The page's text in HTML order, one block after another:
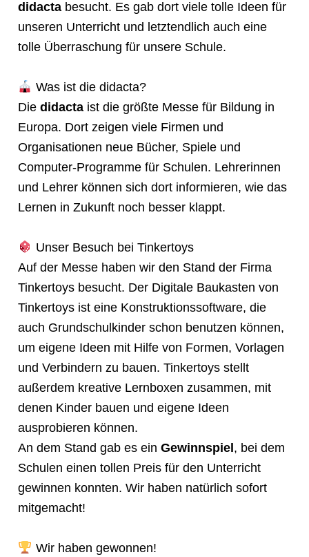
didacta besucht. Es gab dort viele tolle Ideen für
unseren Unterricht und letztendlich auch eine
tolle Überraschung für unsere Schule.
Was ist die didacta?
Die didacta ist die größte Messe für Bildung in
Europa. Dort zeigen viele Firmen und
Organisationen neue Bücher, Spiele und
Computer-Programme für Schulen. Lehrerinnen
und Lehrer können sich dort informieren, wie das
Lernen in Zukunft noch besser klappt.
Unser Besuch bei Tinkertoys
Auf der Messe haben wir den Stand der Firma
Tinkertoys besucht. Der Digitale Baukasten von
Tinkertoys ist eine Konstruktionssoftware, die
auch Grundschulkinder schon benutzen können,
um eigene Ideen mit Hilfe von Formen, Vorlagen
und Verbindern zu bauen. Tinkertoys stellt
außerdem kreative Lernboxen zusammen, mit
denen Kinder bauen und eigene Ideen
ausprobieren können.
An dem Stand gab es ein Gewinnspiel , bei dem
Schulen einen tollen Preis für den Unterricht
gewinnen konnten. Wir haben natürlich sofort
mitgemacht!
Wir haben gewonnen!